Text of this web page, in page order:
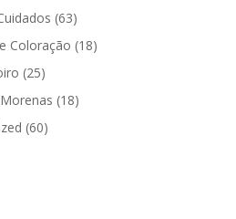
(63)
Coloração (18)
(25)
(18)
(60)